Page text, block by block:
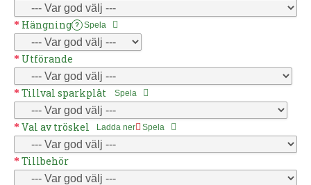
Hängning ? Spela
Utförande
Tillval sparkplåt Spela
Val av tröskel Ladda ner Spela
Tillbehör